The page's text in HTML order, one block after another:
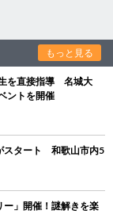
もっと見る
を直接指導 名城大
ントを開催
スタート 和歌山市内5
ー」開催！謎解きを楽